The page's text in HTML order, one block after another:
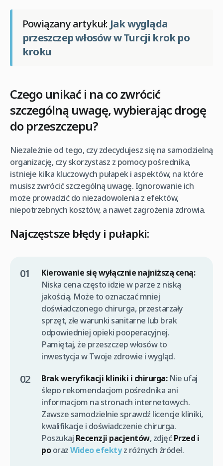
Powiązany artykuł: Jak wygląda
przeszczep włosów w Turcji krok po
kroku
Czego unikać i na co zwrócić
szczególną uwagę, wybierając drogę
do przeszczepu?
Niezależnie od tego, czy zdecydujesz się na samodzielną
organizację, czy skorzystasz z pomocy pośrednika,
istnieje kilka kluczowych pułapek i aspektów, na które
musisz zwrócić szczególną uwagę. Ignorowanie ich
może prowadzić do niezadowolenia z efektów,
niepotrzebnych kosztów, a nawet zagrożenia zdrowia.
Najczęstsze błędy i pułapki:
Kierowanie się wyłącznie najniższą ceną:
Niska cena często idzie w parze z niską
jakością. Może to oznaczać mniej
doświadczonego chirurga, przestarzały
sprzęt, złe warunki sanitarne lub brak
odpowiedniej opieki pooperacyjnej.
Pamiętaj, że przeszczep włosów to
inwestycja w Twoje zdrowie i wygląd.
Brak weryfikacji kliniki i chirurga:Nie ufaj
ślepo rekomendacjom pośrednika ani
informacjom na stronach internetowych.
Zawsze samodzielnie sprawdź licencje kliniki,
kwalifikacje i doświadczenie chirurga.
Poszukaj Recenzji pacjentów, zdjęćPrzed i
poorazWideo efektyz różnych źródeł.